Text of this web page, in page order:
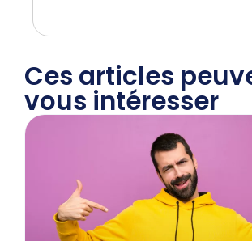
Ces articles
vous intéresser​